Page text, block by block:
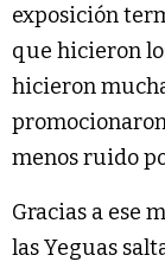
exposición
que hicieron
hicieron
menos ruido
Gracias a ese
las Yeguas